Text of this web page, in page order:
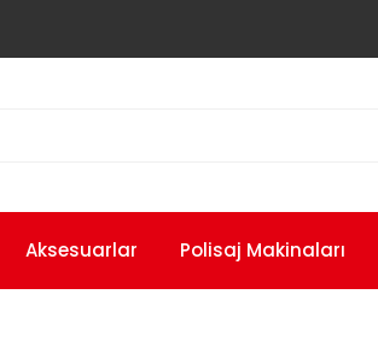
Aksesuarlar Polisaj Makinaları